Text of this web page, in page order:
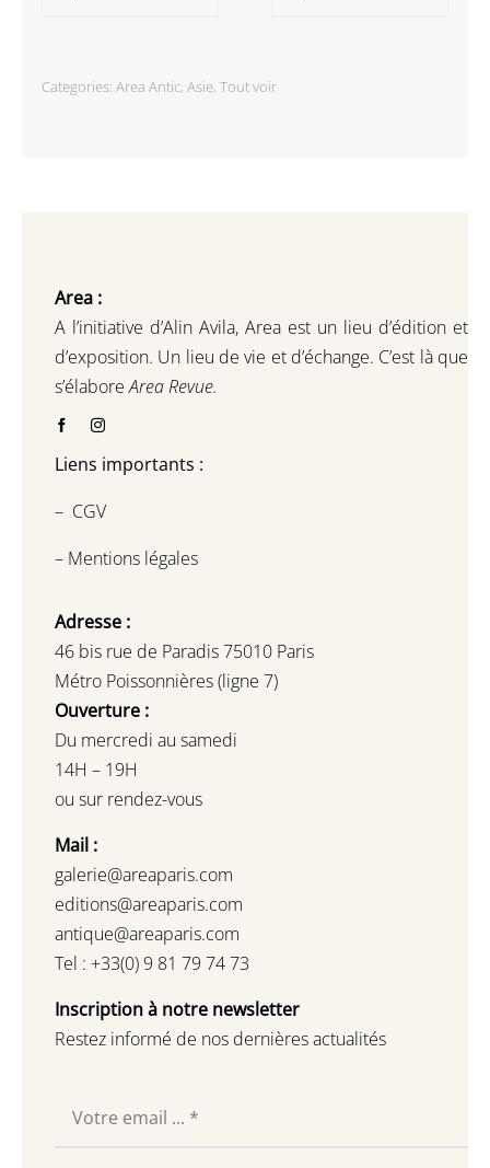
Categories: Area Antic, Asie, Tout voir
Area :
A l’initiative d’Alin Avila, Area est un lieu d’édition et
d’exposition. Un lieu de vie et d’échange. C’est là que
s’élaboreArea Revue.
Liens importants :
– CGV
– Mentions légales
Adresse :
46 bis rue de Paradis 75010 Paris
Métro Poissonnières (ligne 7)
Ouverture :
Du mercredi au samedi
14H – 19H
ou sur rendez-vous
Mail :
galerie@areaparis.com
editions@areaparis.com
antique@areaparis.com
Tel : +33(0) 9 81 79 74 73
Inscription à notre newsletter
Restez informé de nos dernières actualités